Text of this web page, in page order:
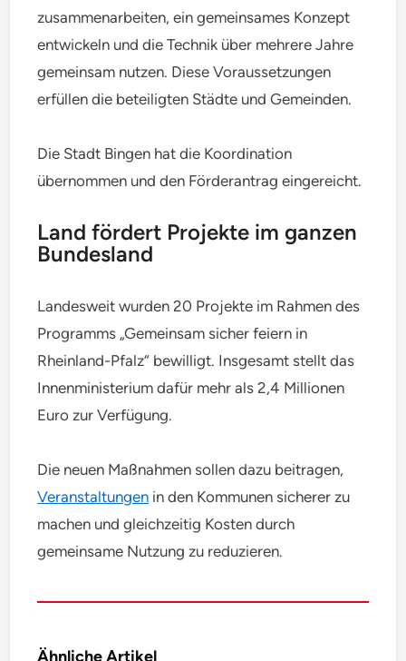
zusammenarbeiten, ein gemeinsames Konzept
entwickeln und die Technik über mehrere Jahre
gemeinsam nutzen. Diese Voraussetzungen
erfüllen die beteiligten Städte und Gemeinden.
Die Stadt Bingen hat die Koordination
übernommen und den Förderantrag eingereicht.
Land fördert Projekte im ganzen
Bundesland
Landesweit wurden 20 Projekte im Rahmen des
Programms „Gemeinsam sicher feiern in
Rheinland-Pfalz“ bewilligt. Insgesamt stellt das
Innenministerium dafür mehr als 2,4 Millionen
Euro zur Verfügung.
Die neuen Maßnahmen sollen dazu beitragen,
Veranstaltungen in den Kommunen sicherer zu
machen und gleichzeitig Kosten durch
gemeinsame Nutzung zu reduzieren.
Ähnliche Artikel